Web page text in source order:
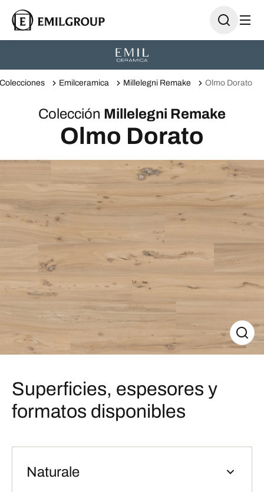
Colecciones Emilceramica Millelegni Remake Olmo Dorato
Colección Millelegni Remake
Olmo Dorato
Superficies, espesores y
formatos disponibles
Naturale